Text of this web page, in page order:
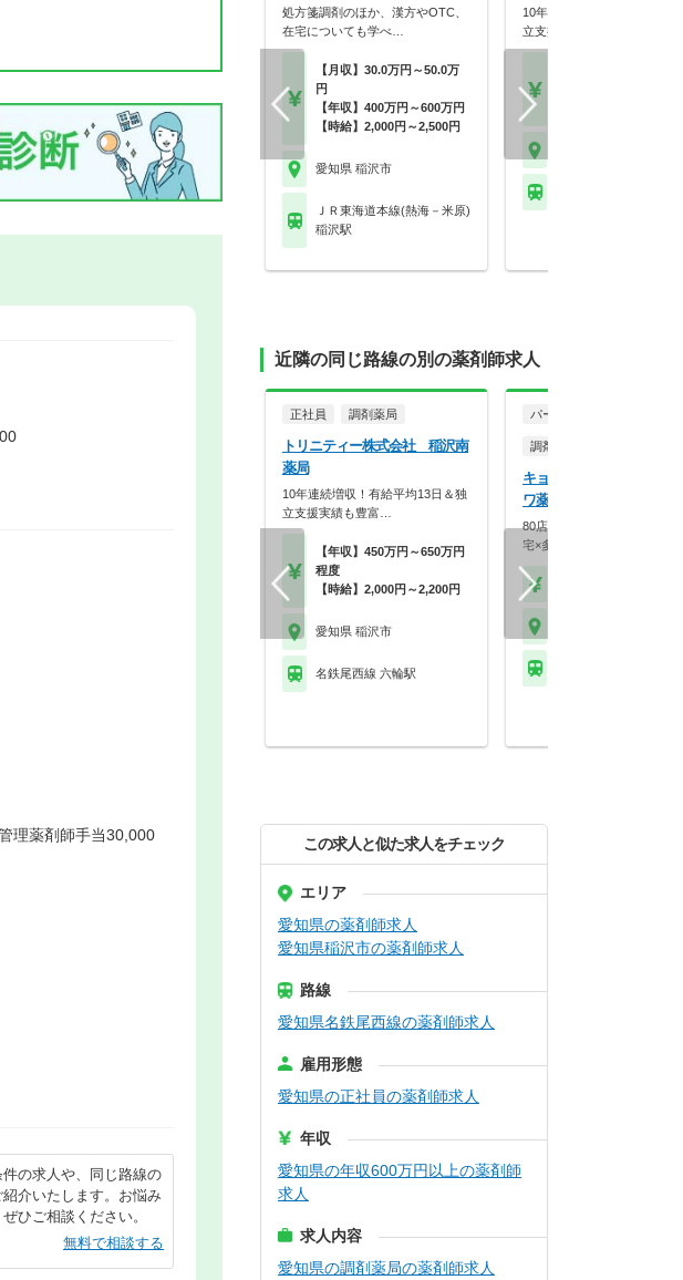
理薬剤師手当30,000
の求人や、同じ路線の
介いたします。お悩み
ひご相談ください。
無料で相談する
処方箋調剤のほか、漢方やOTC、
在宅についても学べ…
【月収】30.0万円～50.0万
円
【年収】400万円～600万円
【時給】2,000円～2,500円
愛知県 稲沢市
ＪＲ東海道本線(熱海－米原)
稲沢駅
10年連続増収！有給平均13
立支援実績も豊富…
近隣の同じ路線の別の薬剤師求人
正社員 調剤薬局
トリニティー株式会社 稲沢南
薬局
10年連続増収！有給平均13日＆独
立支援実績も豊富…
【年収】450万円～650万円
程度
【時給】2,000円～2,200円
愛知県 稲沢市
名鉄尾西線 六輪駅
パート・アルバイト
調剤薬局
キョーワ薬局株式会社
ワ薬局 平和店
80店舗超の地域密着チェー
宅×多角事業で医療…
この求人と似た求人をチェック
エリア
愛知県の薬剤師求人
愛知県稲沢市の薬剤師求人
路線
愛知県名鉄尾西線の薬剤師求人
雇用形態
愛知県の正社員の薬剤師求人
年収
愛知県の年収600万円以上の薬剤師
求人
求人内容
愛知県の調剤薬局の薬剤師求人